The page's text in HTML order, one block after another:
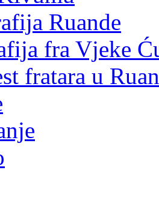
Ruande
fra Vjeke
fratara u